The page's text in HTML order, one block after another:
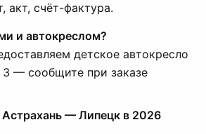
акт, счёт-фактура.
и автокреслом?
детское автокресло
3 — сообщите при заказе
Астрахань — Липецк в 2026